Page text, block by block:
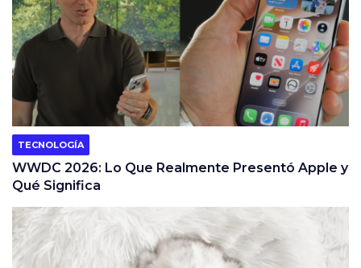
TECNOLOGÍA
WWDC 2026: Lo Que Realmente Presentó Apple y
Qué Significa